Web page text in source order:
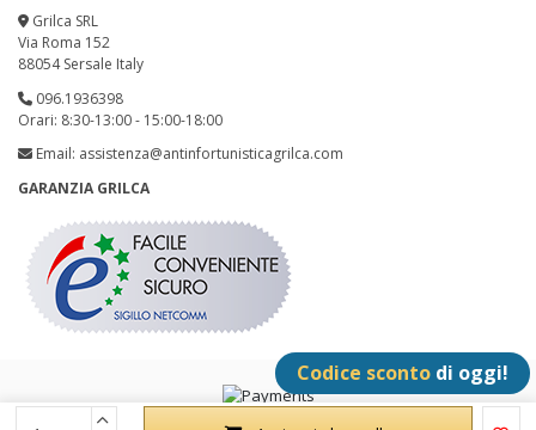
Grilca SRL
Via Roma 152
88054 Sersale Italy
096.1936398
Orari: 8:30-13:00 - 15:00-18:00
Email: assistenza@antinfortunisticagrilca.com
GARANZIA GRILCA
Codice sconto di oggi!